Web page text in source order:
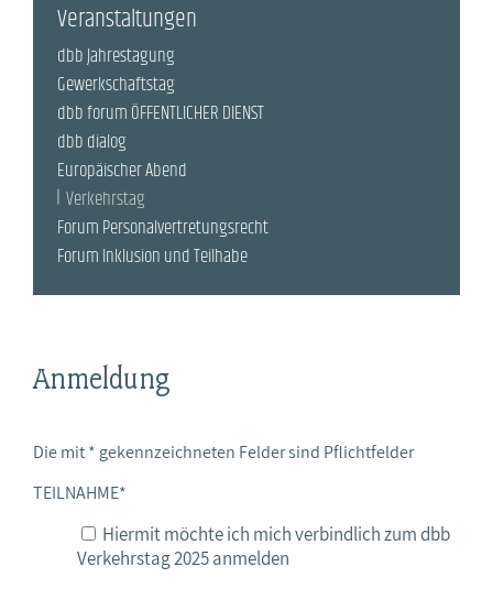
Anmeldung
Die mit * gekennzeichneten Felder sind Pflichtfelder
TEILNAHME*
Hiermit möchte ich mich verbindlich zum dbb
Verkehrstag 2025 anmelden
Veranstaltungen
dbb Jahrestagung
Gewerkschaftstag
dbb forum ÖFFENTLICHER DIENST
dbb dialog
Europäischer Abend
Verkehrstag
Forum Personalvertretungsrecht
Forum Inklusion und Teilhabe